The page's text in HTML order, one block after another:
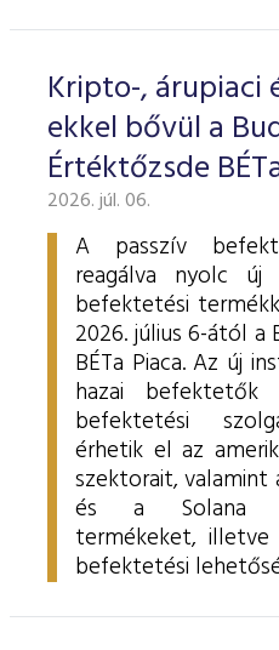
Kripto-, árupiaci
ekkel bővül a
Értéktőzsde
2026. júl. 06.
A passzív
reagálva nyolc új
befektetési
2026. július 6-ától a
BÉTa Piaca. Az új
hazai befektetők
befektetési
érhetik el az
szektorait, valamint
és a Solana
termékeket,
befektetési